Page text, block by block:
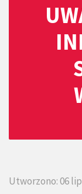
Utworzono: 06